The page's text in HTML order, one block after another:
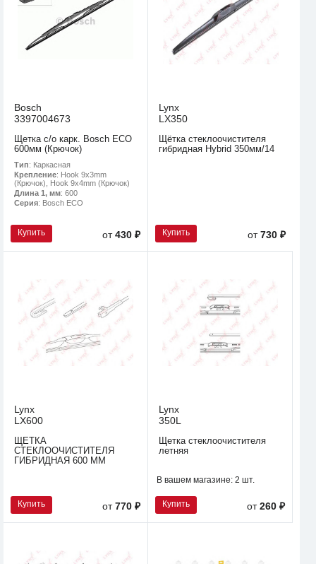
Bosch
3397004673
Щетка с/о карк. Bosch ECO
600мм (Крючок)
Тип: Каркасная
Крепление: Hook 9x3mm
(Крючок), Hook 9x4mm (Крючок)
Длина 1, мм: 600
Серия: Bosch ECO
Купить от430 ₽
Lynx
LX350
Щётка стеклоочистителя
гибридная Hybrid 350мм/14
Купить от730 ₽
Lynx
LX600
ЩЕТКА
СТЕКЛООЧИСТИТЕЛЯ
ГИБРИДНАЯ 600 ММ
Купить от770 ₽
Lynx
350L
Щетка стеклоочистителя
летняя
В вашем магазине: 2 шт.
Купить от260 ₽